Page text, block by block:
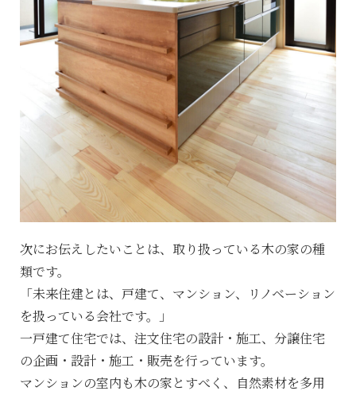
次にお伝えしたいことは、取り扱っている木の家の種
類です。
「未来住建とは、戸建て、マンション、リノベーション
を扱っている会社です。」
一戸建て住宅では、注文住宅の設計・施工、分譲住宅
の企画・設計・施工・販売を行っています。
マンションの室内も木の家とすべく、自然素材を多用